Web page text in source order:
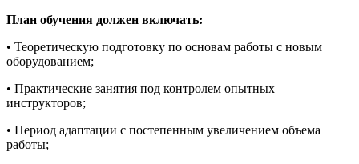
План обучения должен включать:
• Теоретическую подготовку по основам работы с новым
оборудованием;
• Практические занятия под контролем опытных
инструкторов;
• Период адаптации с постепенным увеличением объема
работы;